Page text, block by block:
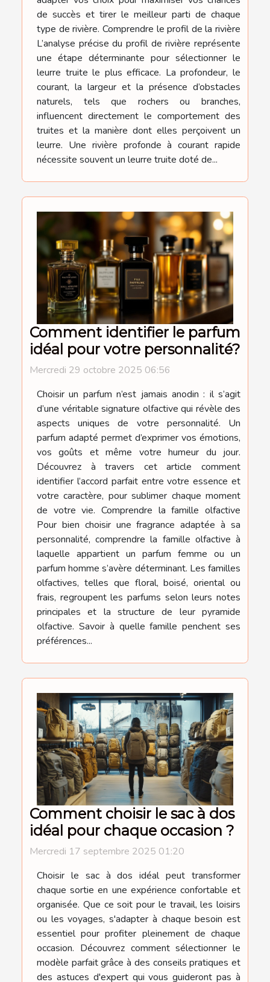
de succès et tirer le meilleur parti de chaque
type de rivière. Comprendre le profil de la rivière
L’analyse précise du profil de rivière représente
une étape déterminante pour sélectionner le
leurre truite le plus efficace. La profondeur, le
courant, la largeur et la présence d’obstacles
naturels, tels que rochers ou branches,
influencent directement le comportement des
truites et la manière dont elles perçoivent un
leurre. Une rivière profonde à courant rapide
nécessite souvent un leurre truite doté de...
Comment identifier le parfum
idéal pour votre personnalité?
Mercredi 29 octobre 2025 06:56
Choisir un parfum n’est jamais anodin : il s’agit
d’une véritable signature olfactive qui révèle des
aspects uniques de votre personnalité. Un
parfum adapté permet d’exprimer vos émotions,
vos goûts et même votre humeur du jour.
Découvrez à travers cet article comment
identifier l’accord parfait entre votre essence et
votre caractère, pour sublimer chaque moment
de votre vie. Comprendre la famille olfactive
Pour bien choisir une fragrance adaptée à sa
personnalité, comprendre la famille olfactive à
laquelle appartient un parfum femme ou un
parfum homme s’avère déterminant. Les familles
olfactives, telles que floral, boisé, oriental ou
frais, regroupent les parfums selon leurs notes
principales et la structure de leur pyramide
olfactive. Savoir à quelle famille penchent ses
préférences...
Comment choisir le sac à dos
idéal pour chaque occasion ?
Mercredi 17 septembre 2025 01:20
Choisir le sac à dos idéal peut transformer
chaque sortie en une expérience confortable et
organisée. Que ce soit pour le travail, les loisirs
ou les voyages, s'adapter à chaque besoin est
essentiel pour profiter pleinement de chaque
occasion. Découvrez comment sélectionner le
modèle parfait grâce à des conseils pratiques et
des astuces d'expert qui vous guideront pas à